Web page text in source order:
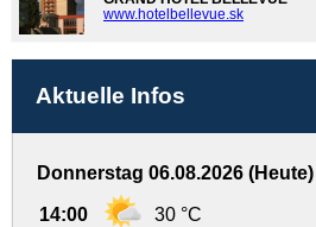
www.hotelbellevue.sk
Aktuelle Infos
Donnerstag 06.08.2026 (Heute)
14:00 30 °C